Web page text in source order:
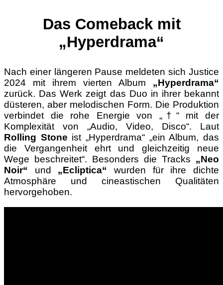
Das Comeback mit
„Hyperdrama“
Nach einer längeren Pause meldeten sich Justice
2024 mit ihrem vierten Album „Hyperdrama“
zurück. Das Werk zeigt das Duo in ihrer bekannt
düsteren, aber melodischen Form. Die Produktion
verbindet die rohe Energie von „†“ mit der
Komplexität von „Audio, Video, Disco“. Laut
Rolling Stone ist „Hyperdrama“ „ein Album, das
die Vergangenheit ehrt und gleichzeitig neue
Wege beschreitet“. Besonders die Tracks „Neo
Noir“ und „Ecliptica“
wurden für ihre dichte
Atmosphäre und cineastischen Qualitäten
hervorgehoben.